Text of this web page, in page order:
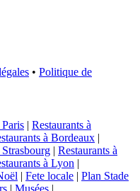
• Politique de
| Restaurants à
à Bordeaux |
| Restaurants à
à Lyon |
| Fete locale | Plan Stade